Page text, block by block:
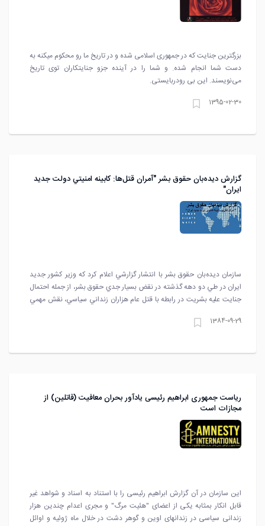
بزرگترین جنایت که در جمهوری اسلامی شده و در تاریخ ما رو محکوم میکنه به
دست شما انجام شده. و شما را در آینده جزو جنایتکاران توی تاریخ
می‌نویسند. این بی رودربایستی.
1395-02-30
گزارش ديده‌بان حقوق بشر "آمران قتل‌ها: کابينه امنيتي دولت جديد
ايران"
سازمان ديده‌بان حقوق بشر با انتشار گزارشي اعلام كرد که وزير کشور جديد
ايران در طي دو دهه گذشته در نقض بسيار جدي حقوق بشر، از جمله احتمال
جنايت عليه بشريت در رابطه با قتل عام هزاران زنداني سياسي، نقش مهمي
1384-09-29
ریاست جمهوری ابراهیم رئیسی یادآور بحران معافیت (قاتلین) از
مجازات است
این سازمان در آن گزارش ابراهیم رئیسی را با استناد به اسناد و شواهد غیر
قابل انکار بمثابه یکی از اعضای "هئیت مرگ" و مجری اعدام چندین هزار
زندانی سیاسی در زندانهای اوین و گوهر دشت در خلال ماه ژوئیه و اوائل